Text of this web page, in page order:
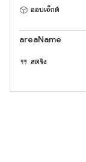
ออบเจ็กต์
areaName
สตริง